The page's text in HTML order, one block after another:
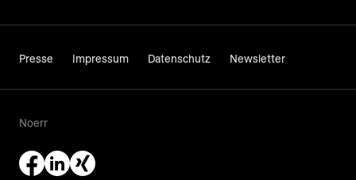
Presse Impressum Datenschutz Newsletter
Noerr